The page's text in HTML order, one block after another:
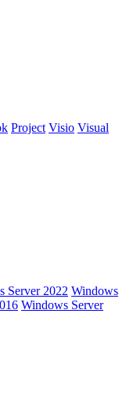
Project Visio Visual
Server 2022 Windows
Windows Server